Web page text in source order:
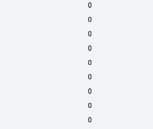
0
0
0
0
0
0
0
0
0